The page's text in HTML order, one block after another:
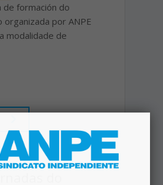
de formación do
por ANPE
modalidade de